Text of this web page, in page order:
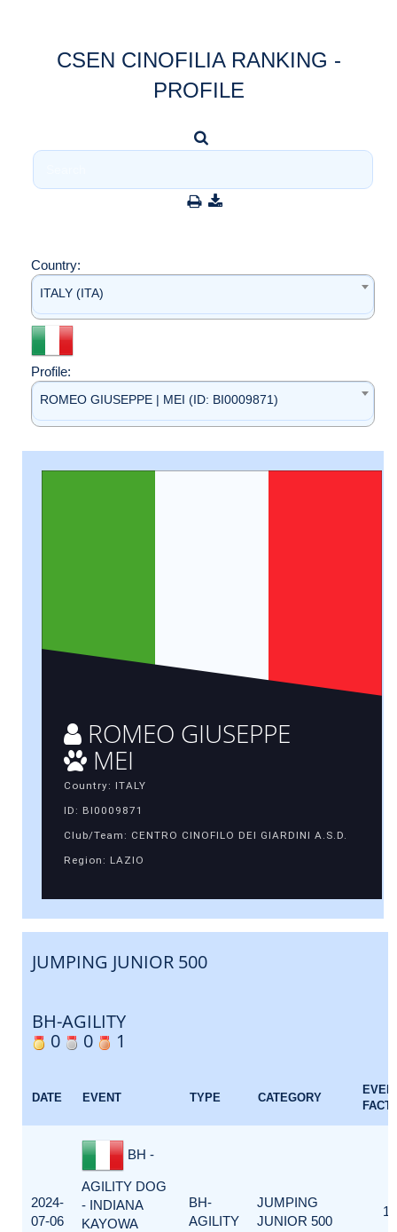
CSEN CINOFILIA RANKING -
PROFILE
Country:
ITALY (ITA)
Profile:
ROMEO GIUSEPPE | MEI (ID: BI0009871)
ROMEO GIUSEPPE
MEI
Country: ITALY
ID: BI0009871
Club/Team: CENTRO CINOFILO DEI GIARDINI A.S.D.
Region: LAZIO
JUMPING JUNIOR 500
BH-AGILITY
0
0 1
DATE EVENT TYPE CATEGORY
2024-
07-06
BH -
AGILITY DOG
- INDIANA
KAYOWA
BH-
AGILITY
JUMPING
JUNIOR 500
1